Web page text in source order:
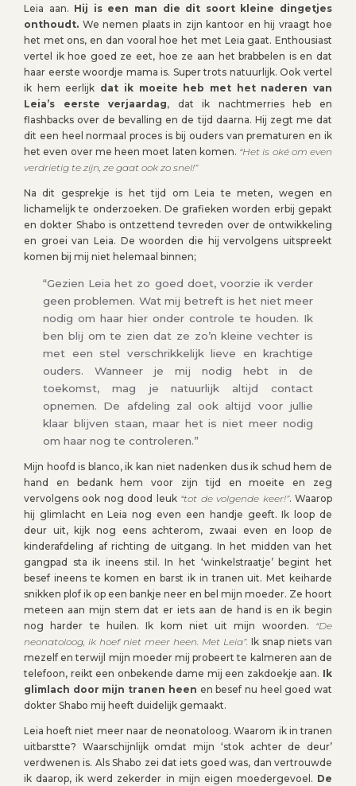
Leia aan. Hij is een man die dit soort kleine dingetjes
onthoudt. We nemen plaats in zijn kantoor en hij vraagt hoe
het met ons, en dan vooral hoe het met Leia gaat. Enthousiast
vertel ik hoe goed ze eet, hoe ze aan het brabbelen is en dat
haar eerste woordje mama is. Super trots natuurlijk. Ook vertel
ik hem eerlijk dat ik moeite heb met het naderen van
Leia’s eerste verjaardag, dat ik nachtmerries heb en
flashbacks over de bevalling en de tijd daarna. Hij zegt me dat
dit een heel normaal proces is bij ouders van prematuren en ik
het even over me heen moet laten komen. “Het is oké om even
verdrietig te zijn, ze gaat ook zo snel!”
Na dit gesprekje is het tijd om Leia te meten, wegen en
lichamelijk te onderzoeken. De grafieken worden erbij gepakt
en dokter Shabo is ontzettend tevreden over de ontwikkeling
en groei van Leia. De woorden die hij vervolgens uitspreekt
komen bij mij niet helemaal binnen;
“Gezien Leia het zo goed doet, voorzie ik verder
geen problemen. Wat mij betreft is het niet meer
nodig om haar hier onder controle te houden. Ik
ben blij om te zien dat ze zo’n kleine vechter is
met een stel verschrikkelijk lieve en krachtige
ouders. Wanneer je mij nodig hebt in de
toekomst, mag je natuurlijk altijd contact
opnemen. De afdeling zal ook altijd voor jullie
klaar blijven staan, maar het is niet meer nodig
om haar nog te controleren.”
Mijn hoofd is blanco, ik kan niet nadenken dus ik schud hem de
hand en bedank hem voor zijn tijd en moeite en zeg
vervolgens ook nog dood leuk “tot de volgende keer!”. Waarop
hij glimlacht en Leia nog even een handje geeft. Ik loop de
deur uit, kijk nog eens achterom, zwaai even en loop de
kinderafdeling af richting de uitgang. In het midden van het
gangpad sta ik ineens stil. In het ‘winkelstraatje’ begint het
besef ineens te komen en barst ik in tranen uit. Met keiharde
snikken plof ik op een bankje neer en bel mijn moeder. Ze hoort
meteen aan mijn stem dat er iets aan de hand is en ik begin
nog harder te huilen. Ik kom niet uit mijn woorden. “De
neonatoloog, ik hoef niet meer heen. Met Leia”. Ik snap niets van
mezelf en terwijl mijn moeder mij probeert te kalmeren aan de
telefoon, reikt een onbekende dame mij een zakdoekje aan. Ik
glimlach door mijn tranen heen en besef nu heel goed wat
dokter Shabo mij heeft duidelijk gemaakt.
Leia hoeft niet meer naar de neonatoloog. Waarom ik in tranen
uitbarstte? Waarschijnlijk omdat mijn ‘stok achter de deur’
verdwenen is. Als Shabo zei dat iets goed was, dan vertrouwde
ik daarop, ik werd zekerder in mijn eigen moedergevoel. De